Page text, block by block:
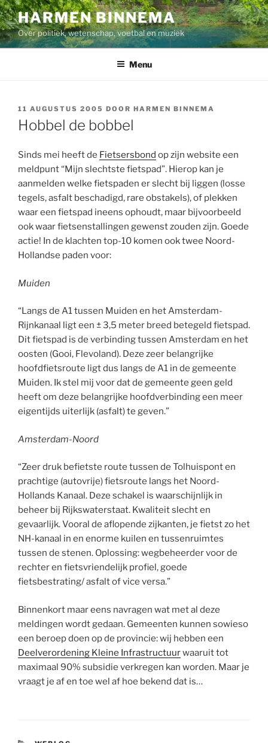
Ga
naar
de
inhoud
HARMEN BINNEMA
Over politiek, wetenschap, voetbal en muziek
Menu
GEPLAATST
OP
11 AUGUSTUS 2005 DOOR HARMEN BINNEMA
Hobbel de bobbel
Sinds mei heeft de Fietsersbond op zijn website een
meldpunt “Mijn slechtste fietspad”. Hierop kan je
aanmelden welke fietspaden er slecht bij liggen (losse
tegels, asfalt beschadigd, rare obstakels), of plekken
waar een fietspad ineens ophoudt, maar bijvoorbeeld
ook waar fietsenstallingen gewenst zouden zijn. Goede
actie! In de klachten top-10 komen ook twee Noord-
Hollandse paden voor:
Muiden
“Langs de A1 tussen Muiden en het Amsterdam-
Rijnkanaal ligt een ± 3,5 meter breed betegeld fietspad.
Dit fietspad is de verbinding tussen Amsterdam en het
oosten (Gooi, Flevoland). Deze zeer belangrijke
hoofdfietsroute ligt dus langs de A1 in de gemeente
Muiden. Ik stel mij voor dat de gemeente geen geld
heeft om deze belangrijke hoofdverbinding een meer
eigentijds uiterlijk (asfalt) te geven.”
Amsterdam-Noord
“Zeer druk befietste route tussen de Tolhuispont en
prachtige (autovrije) fietsroute langs het Noord-
Hollands Kanaal. Deze schakel is waarschijnlijk in
beheer bij Rijkswaterstaat. Kwaliteit slecht en
gevaarlijk. Vooral de aflopende zijkanten, je fietst zo het
NH-kanaal in en enorme kuilen en tussenruimtes
tussen de stenen. Oplossing: wegbeheerder voor de
rechter en fietsvriendelijk profiel, goede
fietsbestrating/ asfalt of vice versa.”
Binnenkort maar eens navragen wat met al deze
meldingen wordt gedaan. Gemeenten kunnen sowieso
een beroep doen op de provincie: wij hebben een
Deelverordening Kleine Infrastructuurwaaruit tot
maximaal 90% subsidie verkregen kan worden. Maar je
vraagt je af en toe wel af hoe bekend dat is…